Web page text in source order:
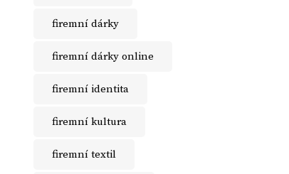
firemní dárky
firemní dárky online
firemní identita
firemní kultura
firemní textil